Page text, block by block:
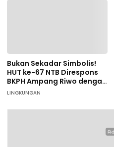
Bukan Sekadar Simbolis!
HUT ke-67 NTB Direspons
BKPH Ampang Riwo dengan
Aksi Tanam Pohon Massal
LINGKUNGAN